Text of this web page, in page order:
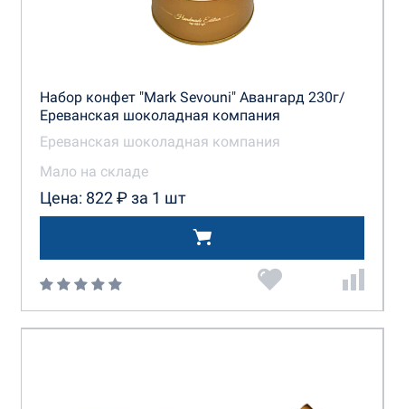
Набор конфет "Mark Sevouni" Авангард 230г/
Ереванская шоколадная компания
Ереванская шоколадная компания
Мало на складе
Цена: 822 ₽ за 1 шт